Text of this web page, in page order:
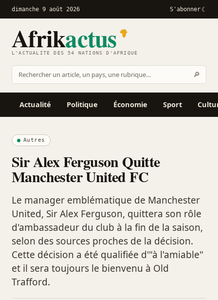
dimanche 9 août 2026 S'abonner
Afrikactus
L'ACTUALITÉ DES 54 NATIONS D'AFRIQUE
Rechercher
sur
Afrikactus
🔎
Actualité Politique Économie Sport
Autres
Sir Alex Ferguson Quitte
Manchester United FC
Le manager emblématique de Manchester
United, Sir Alex Ferguson, quittera son rôle
d'ambassadeur du club à la fin de la saison,
selon des sources proches de la décision.
Cette décision a été qualifiée d'"à l'amiable"
et il sera toujours le bienvenu à Old
Trafford.